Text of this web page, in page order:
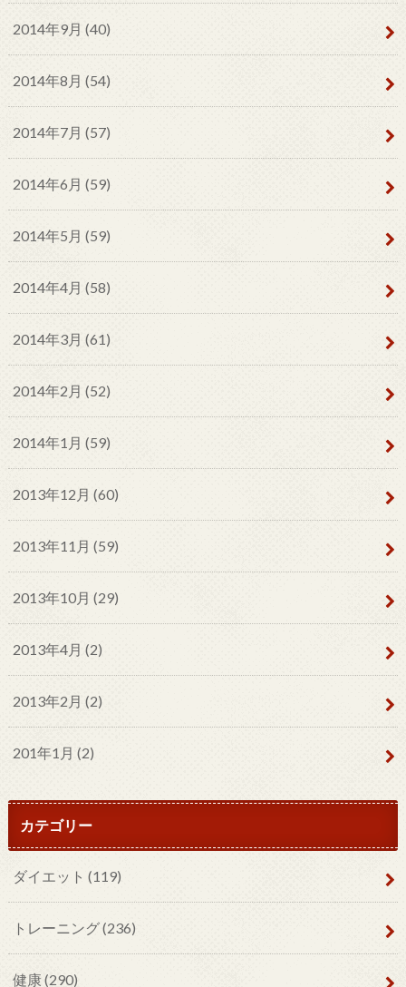
2014年9月 (40)
2014年8月 (54)
2014年7月 (57)
2014年6月 (59)
2014年5月 (59)
2014年4月 (58)
2014年3月 (61)
2014年2月 (52)
2014年1月 (59)
2013年12月 (60)
2013年11月 (59)
2013年10月 (29)
2013年4月 (2)
2013年2月 (2)
201年1月 (2)
カテゴリー
ダイエット (119)
トレーニング(236)
健康(290)